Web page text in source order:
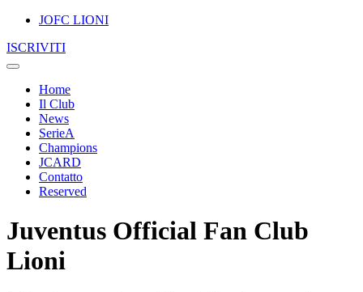
JOFC LIONI
ISCRIVITI
Home
Il Club
News
SerieA
Champions
JCARD
Contatto
Reserved
Juventus Official Fan Club
Lioni